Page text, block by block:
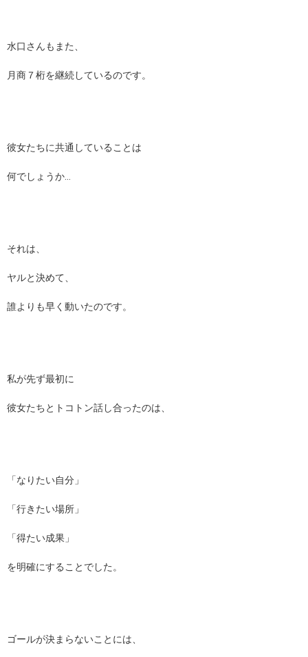
水口さんもまた、
月商７桁を継続しているのです。
彼女たちに共通していることは
何でしょうか…
それは、
ヤルと決めて、
誰よりも早く動いたのです。
私が先ず最初に
彼女たちとトコトン話し合ったのは、
「なりたい自分」
「行きたい場所」
「得たい成果」
を明確にすることでした。
ゴールが決まらないことには、